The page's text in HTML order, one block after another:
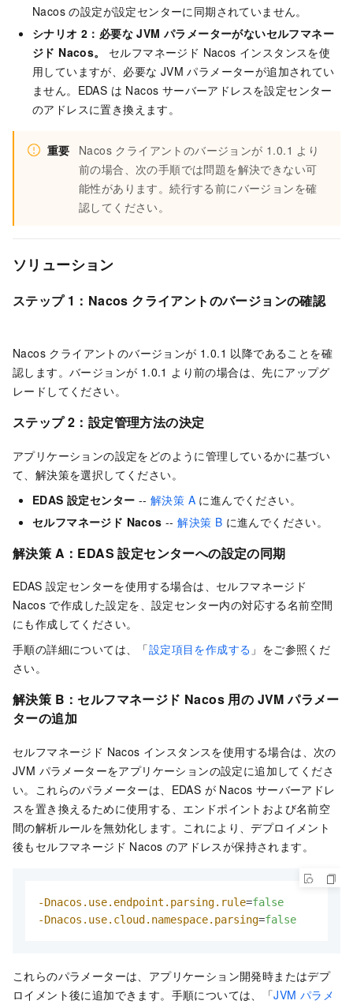
Nacos の設定が設定センターに同期されていません。
シナリオ 2：必要な JVM パラメーターがないセルフマネー
ジド Nacos。
セルフマネージド Nacos インスタンスを使
用していますが、必要な JVM パラメーターが追加されてい
ません。EDAS は Nacos サーバーアドレスを設定センター
のアドレスに置き換えます。
重要
Nacos クライアントのバージョンが 1.0.1 より
前の場合、次の手順では問題を解決できない可
能性があります。続行する前にバージョンを確
認してください。
ソリューション
ステップ 1：Nacos クライアントのバージョンの確認
Nacos クライアントのバージョンが 1.0.1 以降であることを確
認します。バージョンが 1.0.1 より前の場合は、先にアップグ
レードしてください。
ステップ 2：設定管理方法の決定
アプリケーションの設定をどのように管理しているかに基づい
て、解決策を選択してください。
EDAS 設定センター --解決策 A に進んでください。
セルフマネージド Nacos --解決策 B に進んでください。
解決策 A：EDAS 設定センターへの設定の同期
EDAS 設定センターを使用する場合は、セルフマネージド
Nacos で作成した設定を、設定センター内の対応する名前空間
にも作成してください。
手順の詳細については、「設定項目を作成する 」をご参照くだ
さい。
解決策 B：セルフマネージド Nacos 用の JVM パラメー
ターの追加
セルフマネージド Nacos インスタンスを使用する場合は、次の
JVM パラメーターをアプリケーションの設定に追加してくださ
い。これらのパラメーターは、EDAS が Nacos サーバーアドレ
スを置き換えるために使用する、エンドポイントおよび名前空
間の解析ルールを無効化します。これにより、デプロイメント
後もセルフマネージド Nacos のアドレスが保持されます。
-Dnacos.use.endpoint.parsing.rule=false
-Dnacos.use.cloud.namespace.parsing=false
これらのパラメーターは、アプリケーション開発時またはデプ
ロイメント後に追加できます。手順については、「JVM パラメ